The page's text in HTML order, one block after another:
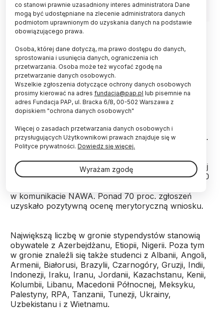
Fot. materiały prasowe
300 młodych osób z krajów rozwijających się,
planujących podjęcie studiów w Polsce, otrzyma
stypendia z Programu Banach Narodowej Agencji
Wymiany Akademickiej i MSZ. Główny cel
programu to wyrównywanie poziomu życia w
różnych regionach świata.
"W tegorocznej edycji spośród 2049 zgłoszeń z 32
krajów przyznano wsparcie finansowe dla 300 osób.
Warto zauważyć, że mimo trudnej sytuacji
wzrost w porównaniu do poprzedniej edycji, w której
statystyki przedstawiały się następująco: prawie 2000
w komunikacie NAWA. Ponad 70 proc. zgłoszeń
uzyskało pozytywną ocenę merytoryczną wniosku.
Największą liczbę w gronie stypendystów stanowią
obywatele z Azerbejdżanu, Etiopii, Nigerii. Poza tym
w gronie znaleźli się także studenci z Albanii, Angoli,
Armenii, Białorusi, Brazylii, Czarnogóry, Gruzji, Indii,
Indonezji, Iraku, Iranu, Jordanii, Kazachstanu, Kenii,
Kolumbii, Libanu, Macedonii Północnej, Meksyku,
Palestyny, RPA, Tanzanii, Tunezji, Ukrainy,
Uzbekistanu i z Wietnamu.
co stanowi prawnie uzasadniony interes administratora Dane
mogą być udostępniane na zlecenie administratora danych
podmiotom uprawnionym do uzyskania danych na podstawie
obowiązującego prawa.
Osoba, której dane dotyczą, ma prawo dostępu do danych,
sprostowania i usunięcia danych, ograniczenia ich
przetwarzania. Osoba może też wycofać zgodę na
przetwarzanie danych osobowych.
Wszelkie zgłoszenia dotyczące ochrony danych osobowych
prosimy kierować na adres fundacja@pap.pl lub pisemnie na
adres Fundacja PAP, ul. Bracka 6/8, 00-502 Warszawa z
dopiskiem "ochrona danych osobowych"
Więcej o zasadach przetwarzania danych osobowych i
przysługujących Użytkownikowi prawach znajduje się w
Polityce prywatności. Dowiedz się więcej.
Wyrażam zgodę